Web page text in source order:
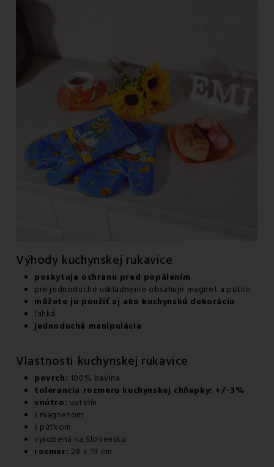
Výhody kuchynskej rukavice
poskytuje ochranu pred popálením
pre jednoduché uskladnenie obsahuje magnet a pútko
môžete ju použiť aj ako kuchynskú dekoráciu
ľahká
jednoduchá manipulácia
Vlastnosti kuchynskej rukavice
povrch: 100% bavlna
tolerancia rozmeru kuchynskej chňapky: +/-3%
vnútro: vatelín
s magnetom
s pútkom
vyrobená na Slovensku
rozmer: 28 x 19 cm